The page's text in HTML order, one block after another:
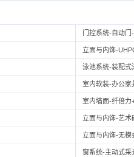
门控系统-自动门
立面与内饰-
泳池系统-装配式
室内软装-办公家
室内墙面-纤倍力
立面与内饰-艺术
立面与内饰-无模
窗系统-主动式采